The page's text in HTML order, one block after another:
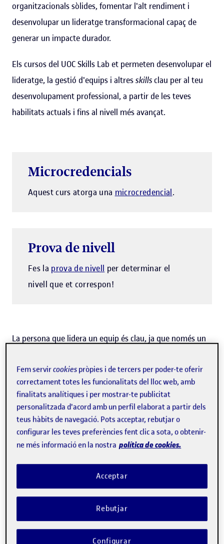
organitzacionals sòlides, fomentar l'alt rendiment i
desenvolupar un lideratge transformacional capaç de
generar un impacte durador.
Els cursos del UOC Skills Lab et permeten desenvolupar el
lideratge, la gestió d'equips i altresskillsclau per al teu
desenvolupament professional, a partir de les teves
habilitats actuals i fins al nivell més avançat.
Microcredencials
Aquest curs atorga una microcredencial.
Prova de nivell
Fes la prova de nivell per determinar el
nivell que et correspon!
La persona que lidera un equip és clau, ja que només un
compleixin de manera eficient i efectiva. Els bons líders
inspiren i motiven els seus equips, fomenten un ambient
de treball positiu i ajuden a desenvolupar el talent dels
membres de l'equip, amb la qual cosa milloren la
productivitat i la satisfacció laboral.
permeten desenvolupar i perfeccionar progressivament
aquesta habilitat, amb l'acompanyament de professorat
expert i amb una metodologia en línia basada en
recursos en format visual i videoreptes, amb els quals
podràs posar en pràctica els diferents aspectes clau
Fem servircookies pròpies i de tercers per poder-te oferir
correctament totes les funcionalitats del lloc web, amb
finalitats analítiques i per mostrar-te publicitat
personalitzada d'acord amb un perfil elaborat a partir dels
teus hàbits de navegació. Pots acceptar, rebutjar o
configurar les teves preferències fent clic a sota, o obtenir-
ne més informació en la nostra política de cookies.
Rebutjar
Acceptar
Configurar